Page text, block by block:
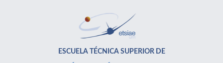
ESCUELA TÉCNICA SUPERIOR DE